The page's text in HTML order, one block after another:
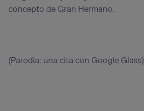
concepto de Gran Hermano.
(Parodia: una cita con Google Glass)